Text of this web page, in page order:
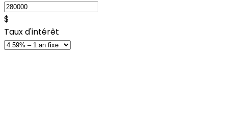
$
Taux d'intérêt